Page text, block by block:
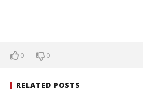
0 0
RELATED POSTS